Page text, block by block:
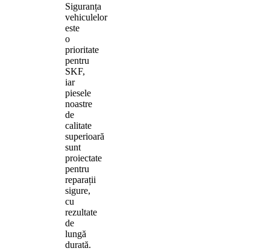
Siguranța
vehiculelor
este
o
prioritate
pentru
SKF,
iar
piesele
noastre
de
calitate
superioară
sunt
proiectate
pentru
reparații
sigure,
cu
rezultate
de
lungă
durată.